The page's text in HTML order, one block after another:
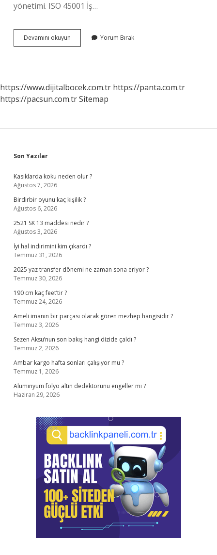
yönetimi. ISO 45001 İş…
Devamını okuyun
Standartları
Yorum Bırak
https://www.dijitalbocek.com.tr https://panta.com.tr
https://pacsun.com.trSitemap
Sidebar
Son Yazılar
Kasıklarda koku neden olur ?
Ağustos 7, 2026
Birdirbir oyunu kaç kişilik ?
Ağustos 6, 2026
2521 SK 13 maddesi nedir ?
Ağustos 3, 2026
İyi hal indirimini kim çıkardı ?
Temmuz 31, 2026
2025 yaz transfer dönemi ne zaman sona eriyor ?
Temmuz 30, 2026
190 cm kaç feet’tir ?
Temmuz 24, 2026
Ameli imanın bir parçası olarak gören mezhep hangisidir ?
Temmuz 3, 2026
Sezen Aksu’nun son bakış hangi dizide çaldı ?
Temmuz 2, 2026
Ambar kargo hafta sonları çalışıyor mu ?
Temmuz 1, 2026
Alüminyum folyo altın dedektörünü engeller mi ?
Haziran 29, 2026